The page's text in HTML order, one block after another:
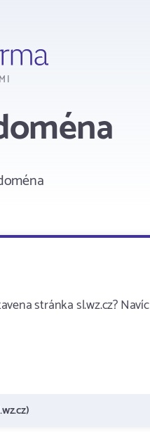
stránka sl.wz.cz?